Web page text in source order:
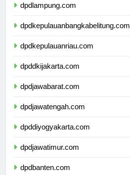
dpdlampung.com
dpdkepulauanbangkabelitung.com
dpdkepulauanriau.com
dpddkijakarta.com
dpdjawabarat.com
dpdjawatengah.com
dpddiyogyakarta.com
dpdjawatimur.com
dpdbanten.com